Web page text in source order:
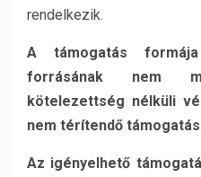
rendelkezik.
A támogatás
forrásának nem
kötelezettség nélküli
nem térítendő támogatás.
Az igényelhető